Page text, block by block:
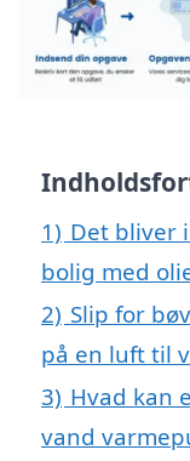
1) Det bliver
bolig med
2) Slip for
på en luft til
3) Hvad kan
vand